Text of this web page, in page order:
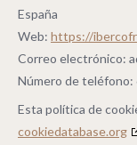
España
Web: https://
Correo electrónico:
Número de teléfono:
Esta política de
cookiedatabase.org